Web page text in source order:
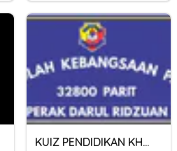
KUIZ PENDIDIKAN KHAS INOVASI PERMAINAN DIGITAL SK PARIT 2021